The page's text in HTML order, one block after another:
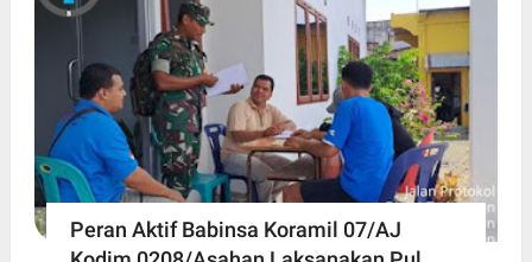
Peran Aktif Babinsa Koramil 07/AJ